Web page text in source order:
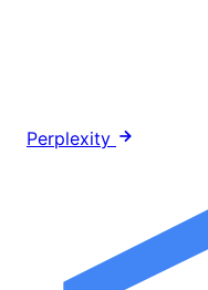
Perplexity